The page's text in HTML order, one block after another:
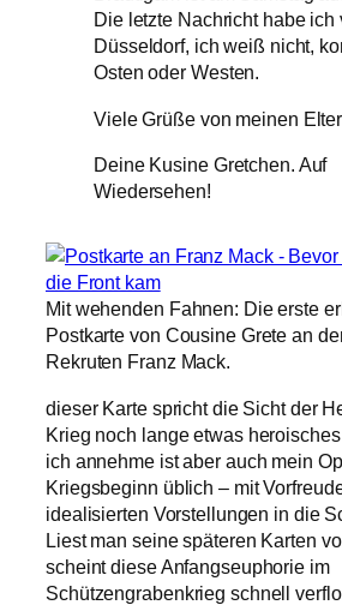
Die letzte Nachricht habe ich
Düsseldorf, ich weiß nicht,
Osten oder Westen.
Viele Grüße von meinen
Deine Kusine Gretchen. Auf
Wiedersehen!
Mit wehenden Fahnen: Die erste
Postkarte von Cousine Grete an
Rekruten Franz Mack.
dieser Karte spricht die Sicht der
Krieg noch lange etwas
ich annehme ist aber auch mein
Kriegsbeginn üblich – mit
idealisierten Vorstellungen in die
Liest man seine späteren Karten
scheint diese Anfangseuphorie im
Schützengrabenkrieg schnell